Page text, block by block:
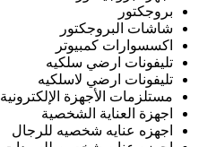
بروجكتور
شاشات البروجكتور
اكسسوارات كمبيوتر
تليفونات ارضي سلكيه
تليفونات ارضي لاسلكيه
مستلزمات الأجهزة الإلكترونية
اجهزة العناية الشخصية
اجهزه عنايه شخصيه للرجال